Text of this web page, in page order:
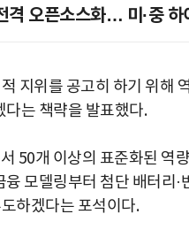
격 오픈소스화… 미·중 하
지위를 공고히 하기 위해
다는 책략을 발표했다.
50개 이상의 표준화된 역
모델링부터 첨단 배터리
하겠다는 포석이다.